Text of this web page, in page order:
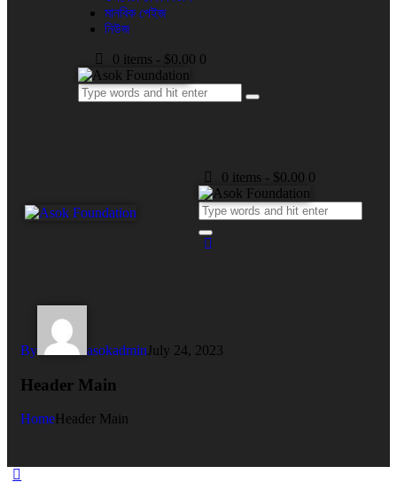
মানবিক পেইজ
নিউজ
0 items - $0.00 0
0 items - $0.00 0
By asokadmin July 24, 2023
Header Main
HomeHeader Main